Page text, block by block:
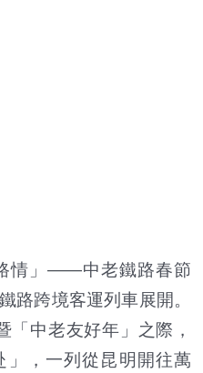
情」——中老鐵路春節
路跨境客運列車展開。
「中老友好年」之際，
」，一列從昆明開往萬